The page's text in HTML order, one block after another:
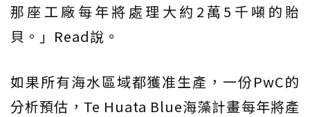
那座工廠每年將處理大約2萬5千噸的貽
貝。」Read說。
如果所有海水區域都獲准生產，一份PwC的
分析預估，Te Huata Blue海藻計畫每年將產